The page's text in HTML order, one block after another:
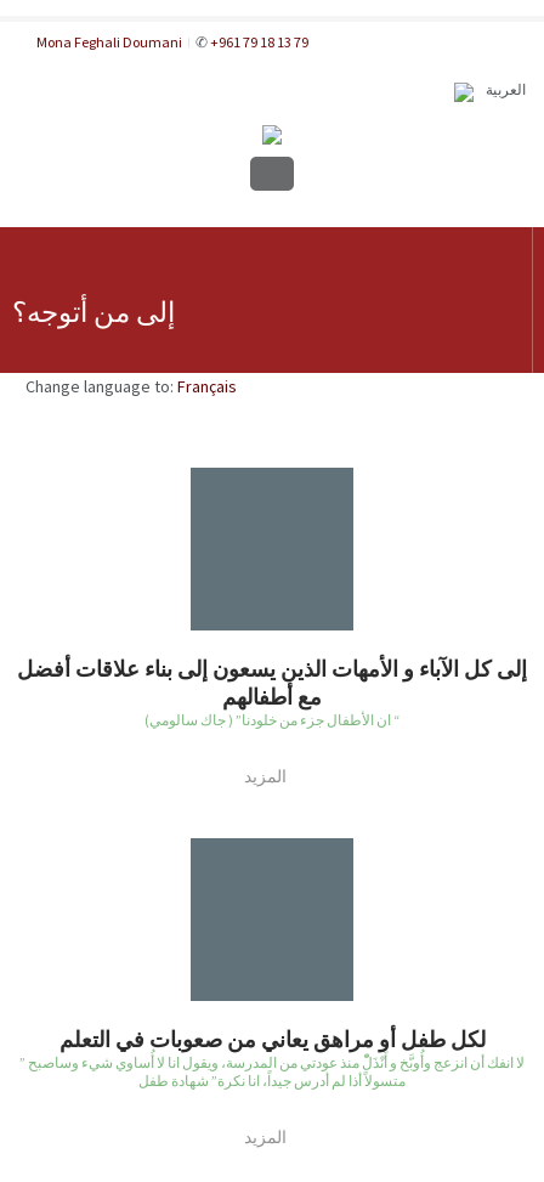
Mona Feghali Doumani ✆+961 79 18 13 79
العربية
إلى من أتوجه؟
Change language to: Français
إلى كل الآباء و الأمهات الذين يسعون إلى بناء علاقات أفضل
مع أطفالهم
(ان الأطفال جزء من خلودنا” ( جاك سالومي “
المزيد
لكل طفل أو مراهق يعاني من صعوبات في التعلم
” لا انفك أن انزعج وأُوبَّخ و أَنْذَلّْ منذ عودتي من المدرسة، ويقول انا لا أُساوي شيء وساصبح
متسولاً أذا لم أدرس جيداً، انا نكرة” شهادة طفل
المزيد